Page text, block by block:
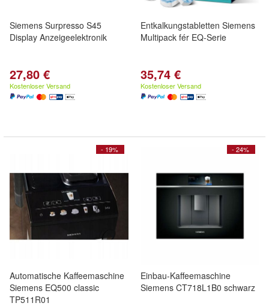
Siemens Surpresso S45
Display Anzeigeelektronik
27,80 €
Kostenloser Versand
Entkalkungstabletten Siemens
Multipack fér EQ-Serie
35,74 €
Kostenloser Versand
- 19%
Automatische Kaffeemaschine
Siemens EQ500 classic
TP511R01
- 24%
Einbau-Kaffeemaschine
Siemens CT718L1B0 schwarz